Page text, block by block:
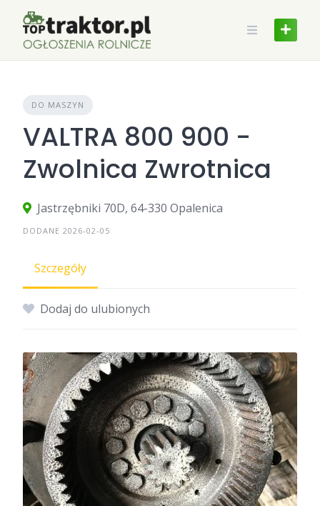
content
DO MASZYN
VALTRA 800 900 -
Zwolnica Zwrotnica
Jastrzębniki 70D, 64-330 Opalenica
DODANE 2026-02-05
Szczegóły
Dodaj do ulubionych